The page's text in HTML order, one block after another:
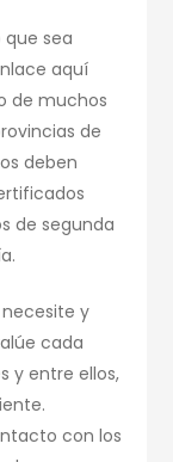
sea
aquí
de muchos
de
deben
de segunda
y
cada
y entre ellos,
con los